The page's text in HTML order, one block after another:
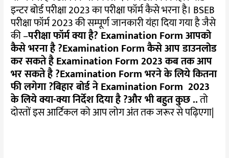
इन्टर बोर्ड परीक्षा 2023 का परीक्षा फॉर्म कैसे भरना है। BSEB
परीक्षा फॉर्म 2023 की सम्पूर्ण जानकारी यंहा दिया गया है जैसे
की –परीक्षा फॉर्म क्या है? Examination Form आपको
कैसे भरना है ?Examination Form कैसे आप डाउनलोड
कर सकते हैExamination Form 2023 कब तक आप
भर सकते है ?Examination Form भरने के लिये कितना
फी लगेगा ?बिहार बोर्ड ने Examination Form 2023
के लिये क्या-क्या निर्देश दिया है ?और भी बहुत कुछ ..तो
दोस्तों इस आर्टिकल को आप लोग अंत तक जरूर से पढ़िएगा|